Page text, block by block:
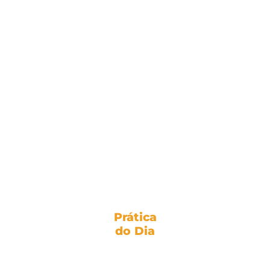
Prática
do Dia